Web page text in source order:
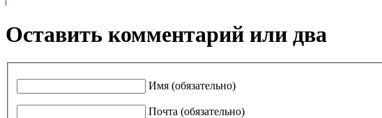
Оставить комментарий или два
Имя (обязательно)
Почта (обязательно)